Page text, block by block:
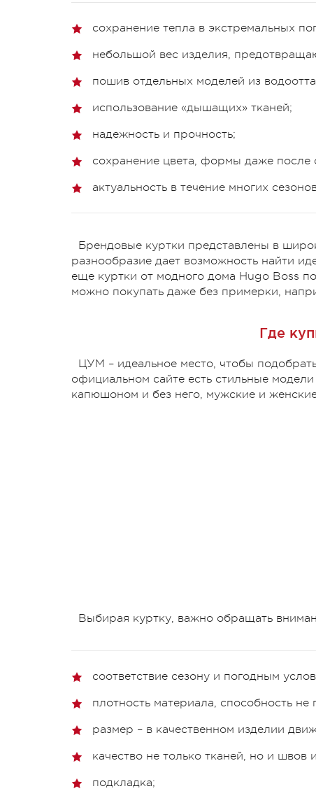
сохранение тепла в экстремальных
небольшой вес изделия,
пошив отдельных моделей из
использование «дышащих» тканей;
надежность и прочность;
сохранение цвета, формы даже после
актуальность в течение многих
Брендовые куртки представлены в
разнообразие дает возможность найти
еще куртки от модного дома Hugo Boss
можно покупать даже без примерки,
Где
ЦУМ – идеальное место, чтобы
официальном сайте есть стильные
капюшоном и без него, мужские и
Выбирая куртку, важно обращать
соответствие сезону и погодным
плотность материала, способность не
размер – в качественном изделии
качество не только тканей, но и швов
подкладка;